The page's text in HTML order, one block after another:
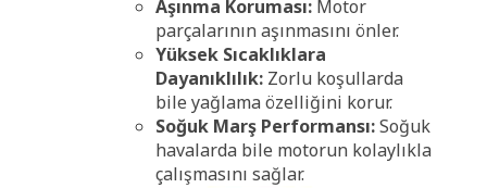
Aşınma Koruması: Motor
parçalarının aşınmasını önler.
Yüksek Sıcaklıklara
Dayanıklılık: Zorlu koşullarda
bile yağlama özelliğini korur.
Soğuk Marş Performansı:Soğuk
havalarda bile motorun kolaylıkla
çalışmasını sağlar.